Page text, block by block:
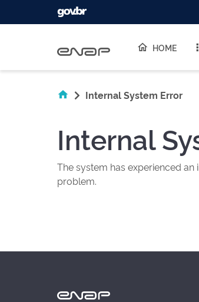
HOME
Internal System Error
Internal
The system has experienced
problem.